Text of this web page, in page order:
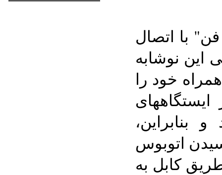
با اتصال
این نوشابه
خود را
ایستگاههای
اتوبوس
کابل به